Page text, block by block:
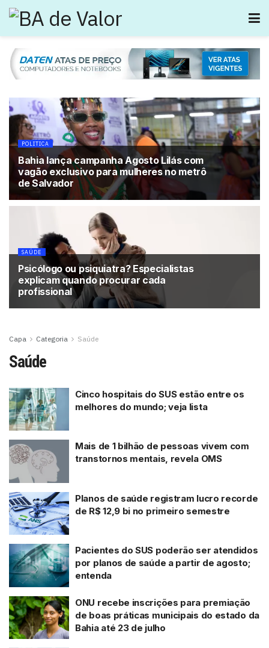
POLITICA
Bahia lança campanha Agosto Lilás com
vagão exclusivo para mulheres no metrô
de Salvador
SAÚDE
Psicólogo ou psiquiatra? Especialistas
explicam quando procurar cada
profissional
Capa Categoria Saúde
Saúde
Cinco hospitais do SUS estão entre os
melhores do mundo; veja lista
Mais de 1 bilhão de pessoas vivem com
transtornos mentais, revela OMS
Planos de saúde registram lucro recorde
de R$ 12,9 bi no primeiro semestre
Pacientes do SUS poderão ser atendidos
por planos de saúde a partir de agosto;
entenda
ONU recebe inscrições para premiação
de boas práticas municipais do estado da
Bahia até 23 de julho